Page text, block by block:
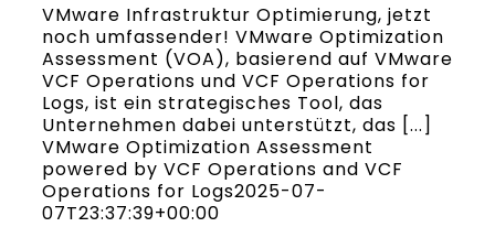
VMware Infrastruktur Optimierung, jetzt
noch umfassender! VMware Optimization
Assessment (VOA), basierend auf VMware
VCF Operations und VCF Operations for
Logs, ist ein strategisches Tool, das
Unternehmen dabei unterstützt, das [...]
VMware Optimization Assessment
powered by VCF Operations and VCF
Operations for Logs2025-07-
07T23:37:39+00:00